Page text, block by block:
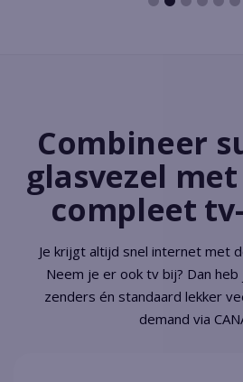
Combineer
glasvezel
compleet
Je krijgt altijd snel internet met
Neem je er ook tv bij? Dan
zenders én standaard lekker
demand via